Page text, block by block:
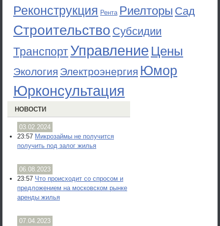
Реконструкция Рента Риелторы Сад
Строительство Субсидии
ТранспортУправление Цены
Экология Электроэнергия Юмор
Юрконсультация
НОВОСТИ
03.02.2024
23:57 Микрозаймы не получится
получить под залог жилья
06.08.2023
23:57 Что происходит со спросом и
предложением на московском рынке
аренды жилья
07.04.2023